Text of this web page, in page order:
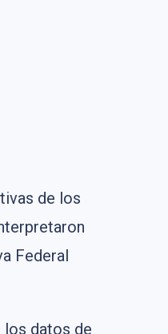
de los
Federal
los datos de